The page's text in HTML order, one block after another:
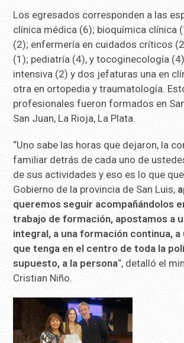
Los egresados corresponden a las
clínica médica (6); bioquímica clínica
(2); enfermería en cuidados críticos
(1); pediatría (4), y tocoginecología
intensiva (2) y dos jefaturas una en
otra en ortopedia y traumatología.
profesionales fueron formados en
San Juan, La Rioja, La Plata.
“Uno sabe las horas que dejaron, la
familiar detrás de cada uno de
de sus actividades y eso es lo que
Gobierno de la provincia de San Luis,
queremos seguir acompañándolos
trabajo de formación, apostamos a
integral, a una formación continua,
que tenga en el centro de toda la
supuesto, a la persona“, detalló el
Cristian Niño.